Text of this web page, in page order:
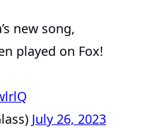
new song,
played on Fox!
July 26, 2023